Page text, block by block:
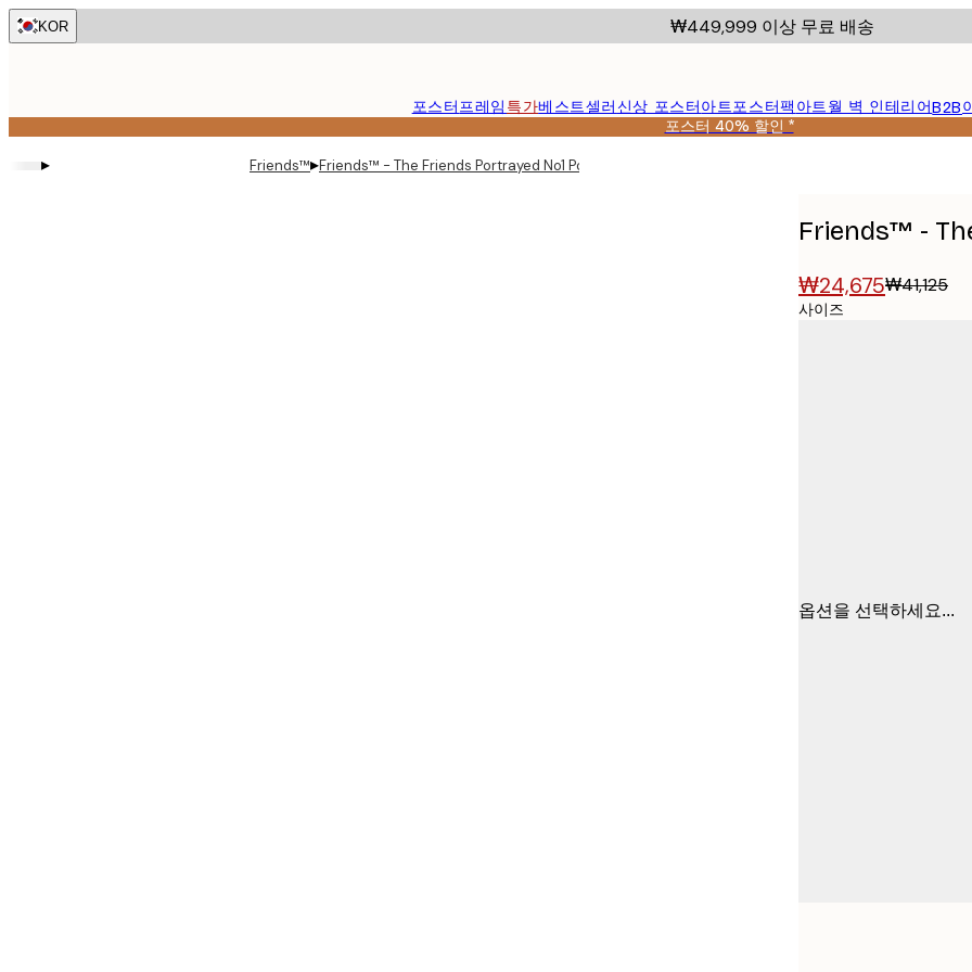
Skip
to
KOR ₩449,999 이상 무료 배송
포스터프레임 특가베스트셀러 신상 포스터아트포스터팩 아트월 벽 인테리어B2B
포스터 40% 할인 *
▸ Friends™▸Friends™ - The Friends Portrayed No1 Poster
Friends™ -
₩24,675₩41,125
사이즈
옵션을 선택하세요...